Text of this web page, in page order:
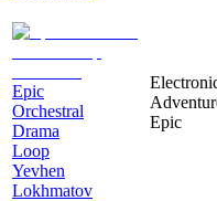
Epic
Orchestral
Drama
Loop
Yevhen
Lokhmatov
Epic